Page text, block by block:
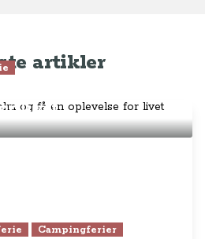
artikler
livet
Campingferier